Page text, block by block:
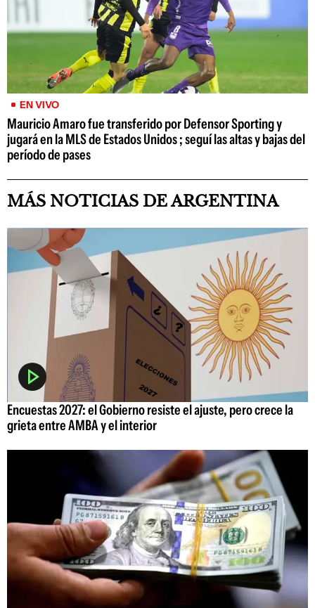
EN VIVO
Mauricio Amaro fue transferido por Defensor Sporting y
jugará en la MLS de Estados Unidos ; seguí las altas y bajas del
período de pases
MÁS NOTICIAS DE ARGENTINA
Encuestas 2027: el Gobierno resiste el ajuste, pero crece la
grieta entre AMBA y el interior